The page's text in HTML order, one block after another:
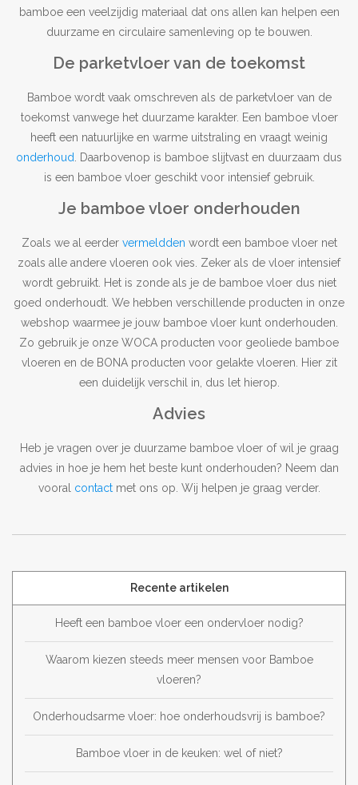
bamboe een veelzijdig materiaal dat ons allen kan helpen een
duurzame en circulaire samenleving op te bouwen.
De parketvloer van de toekomst
Bamboe wordt vaak omschreven als de parketvloer van de
toekomst vanwege het duurzame karakter. Een bamboe vloer
heeft een natuurlijke en warme uitstraling en vraagt weinig
onderhoud
. Daarbovenop is bamboe slijtvast en duurzaam dus
is een bamboe vloer geschikt voor intensief gebruik.
Je bamboe vloer onderhouden
Zoals we al eerder vermeldden wordt een bamboe vloer net
zoals alle andere vloeren ook vies. Zeker als de vloer intensief
wordt gebruikt. Het is zonde als je de bamboe vloer dus niet
goed onderhoudt. We hebben verschillende producten in onze
webshop waarmee je jouw bamboe vloer kunt onderhouden.
Zo gebruik je onze WOCA producten voor geoliede bamboe
vloeren en de BONA producten voor gelakte vloeren. Hier zit
een duidelijk verschil in, dus let hierop.
Advies
Heb je vragen over je duurzame bamboe vloer of wil je graag
advies in hoe je hem het beste kunt onderhouden? Neem dan
vooral contactmet ons op. Wij helpen je graag verder.
Recente artikelen
Heeft een bamboe vloer een ondervloer nodig?
Waarom kiezen steeds meer mensen voor Bamboe
vloeren?
Onderhoudsarme vloer: hoe onderhoudsvrij is bamboe?
Bamboe vloer in de keuken: wel of niet?